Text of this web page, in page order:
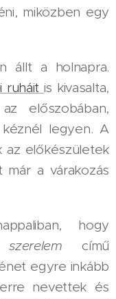
miközben egy
állt a holnapra.
ruháit is kivasalta,
előszobában,
legyen. A
az előkészületek
már a várakozás
hogy
című
egyre inkább
nevettek és